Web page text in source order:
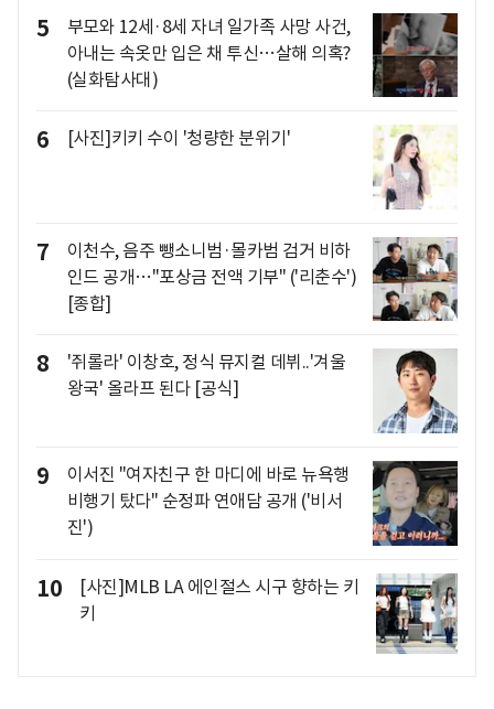
5
부모와 12세·8세 자녀 일가족 사망 사건,
아내는 속옷만 입은 채 투신…살해 의혹?
(실화탐사대)
6 [사진]키키 수이 '청량한 분위기'
7
이천수, 음주 뺑소니범·몰카범 검거 비하
인드 공개…"포상금 전액 기부" ('리춘수')
[종합]
8
'쥐롤라' 이창호, 정식 뮤지컬 데뷔..'겨울
왕국' 올라프 된다 [공식]
9
이서진 "여자친구 한 마디에 바로 뉴욕행
비행기 탔다" 순정파 연애담 공개 ('비서
진')
10
[사진]MLB LA 에인절스 시구 향하는 키
키